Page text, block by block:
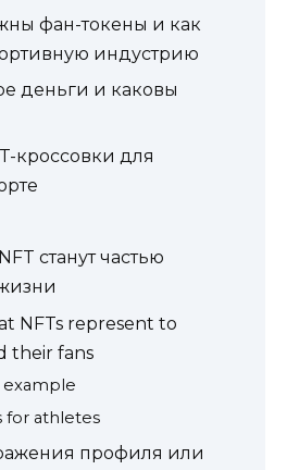
фан-токены и как
индустрию
деньги и каковы
кроссовки для
станут частью
NFTs represent to
their fans
example
for athletes
профиля или